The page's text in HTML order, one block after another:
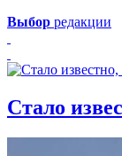
Выбор редакции
Стало